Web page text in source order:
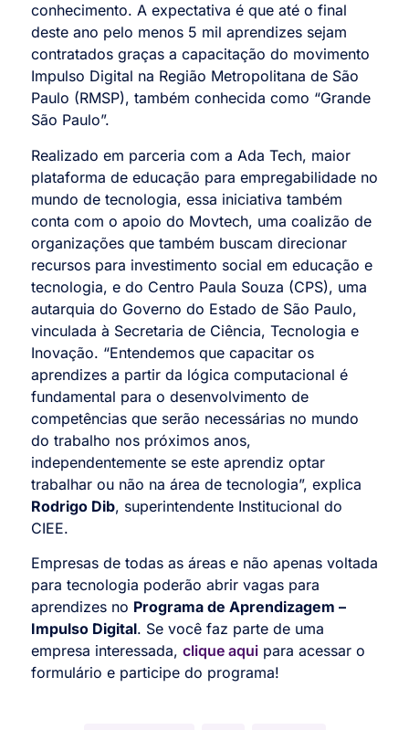
conhecimento. A expectativa é que até o final
deste ano pelo menos 5 mil aprendizes sejam
contratados graças a capacitação do movimento
Impulso Digital na Região Metropolitana de São
Paulo (RMSP), também conhecida como “Grande
São Paulo”.
Realizado em parceria com a Ada Tech, maior
plataforma de educação para empregabilidade no
mundo de tecnologia, essa iniciativa também
conta com o apoio do Movtech, uma coalizão de
organizações que também buscam direcionar
recursos para investimento social em educação e
tecnologia, e do Centro Paula Souza (CPS), uma
autarquia do Governo do Estado de São Paulo,
vinculada à Secretaria de Ciência, Tecnologia e
Inovação. “Entendemos que capacitar os
aprendizes a partir da lógica computacional é
fundamental para o desenvolvimento de
competências que serão necessárias no mundo
do trabalho nos próximos anos,
independentemente se este aprendiz optar
trabalhar ou não na área de tecnologia”, explica
Rodrigo Dib, superintendente Institucional do
CIEE.
Empresas de todas as áreas e não apenas voltada
para tecnologia poderão abrir vagas para
aprendizes no Programa de Aprendizagem –
Impulso Digital. Se você faz parte de uma
empresa interessada, clique aqui para acessar o
formulário e participe do programa!